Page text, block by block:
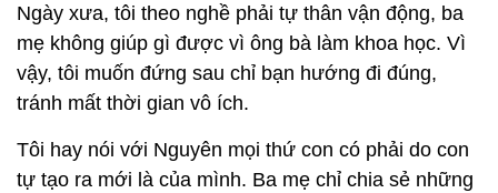
Ngày xưa, tôi theo nghề phải tự thân vận động, ba
mẹ không giúp gì được vì ông bà làm khoa học. Vì
vậy, tôi muốn đứng sau chỉ bạn hướng đi đúng,
tránh mất thời gian vô ích.
Tôi hay nói với Nguyên mọi thứ con có phải do con
tự tạo ra mới là của mình. Ba mẹ chỉ chia sẻ những